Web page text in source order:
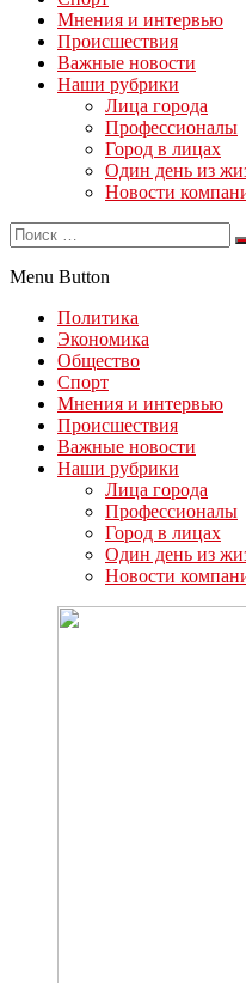
Мнения и интервью
Происшествия
Важные новости
Наши рубрики
Лица города
Профессионалы
Город в лицах
Один день из
Новости
Menu Button
Политика
Экономика
Общество
Спорт
Мнения и интервью
Происшествия
Важные новости
Наши рубрики
Лица города
Профессионалы
Город в лицах
Один день из
Новости